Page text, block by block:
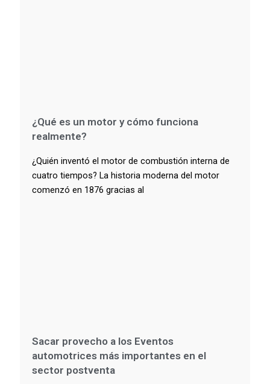
¿Qué es un motor y cómo funciona
realmente?
¿Quién inventó el motor de combustión interna de
cuatro tiempos? La historia moderna del motor
comenzó en 1876 gracias al
Sacar provecho a los Eventos
automotrices más importantes en el
sector postventa